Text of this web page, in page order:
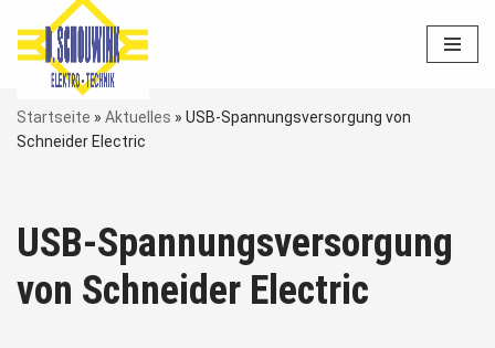
Zum
Inhalt
springen
Startseite » Aktuelles » USB-Spannungsversorgung von
Schneider Electric
USB-Spannungsversorgung
von Schneider Electric